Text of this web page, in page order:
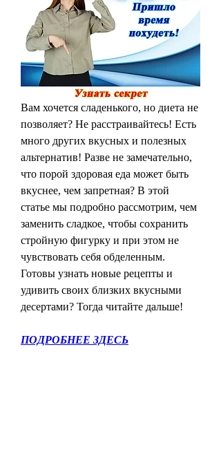
Вам хочется сладенького, но диета не
позволяет? Не расстраивайтесь! Есть
много других вкусных и полезных
альтернатив! Разве не замечательно,
что порой здоровая еда может быть
вкуснее, чем запретная? В этой
статье мы подробно рассмотрим, чем
заменить сладкое, чтобы сохранить
стройную фигурку и при этом не
чувствовать себя обделенным.
Готовы узнать новые рецепты и
удивить своих близких вкусными
десертами? Тогда читайте дальше!
ПОДРОБНЕЕ ЗДЕСЬ